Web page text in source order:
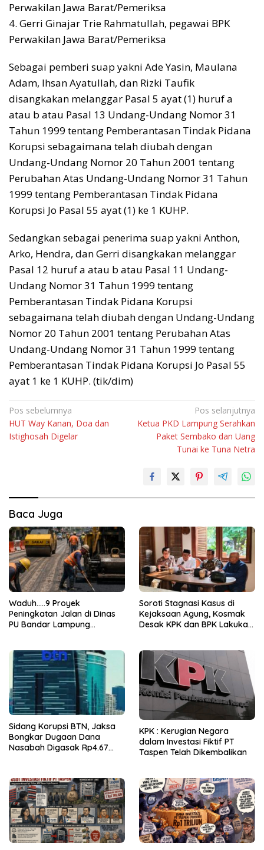
Perwakilan Jawa Barat/Pemeriksa
4. Gerri Ginajar Trie Rahmatullah, pegawai BPK
Perwakilan Jawa Barat/Pemeriksa
Sebagai pemberi suap yakni Ade Yasin, Maulana
Adam, Ihsan Ayatullah, dan Rizki Taufik
disangkakan melanggar Pasal 5 ayat (1) huruf a
atau b atau Pasal 13 Undang-Undang Nomor 31
Tahun 1999 tentang Pemberantasan Tindak Pidana
Korupsi sebagaimana telah diubah dengan
Undang-Undang Nomor 20 Tahun 2001 tentang
Perubahan Atas Undang-Undang Nomor 31 Tahun
1999 tentang Pemberantasan Tindak Pidana
Korupsi Jo Pasal 55 ayat (1) ke 1 KUHP.
Sedangkan sebagai penerima suap yakni Anthon,
Arko, Hendra, dan Gerri disangkakan melanggar
Pasal 12 huruf a atau b atau Pasal 11 Undang-
Undang Nomor 31 Tahun 1999 tentang
Pemberantasan Tindak Pidana Korupsi
sebagaimana telah diubah dengan Undang-Undang
Nomor 20 Tahun 2001 tentang Perubahan Atas
Undang-Undang Nomor 31 Tahun 1999 tentang
Pemberantasan Tindak Pidana Korupsi Jo Pasal 55
ayat 1 ke 1 KUHP. (tik/dim)
Navigasi
pos
Pos sebelumnya
HUT Way Kanan, Doa dan
Istighosah Digelar
Pos selanjutnya
Ketua PKD Lampung Serahkan
Paket Sembako dan Uang
Tunai ke Tuna Netra
Baca Juga
Waduh…..9 Proyek
Peningkatan Jalan di Dinas
PU Bandar Lampung
Soroti Stagnasi Kasus di
Kejaksaan Agung, Kosmak
Desak KPK dan BPK Lakukan
Sidang Korupsi BTN, Jaksa
Bongkar Dugaan Dana
Nasabah Digasak Rp4.67
KPK : Kerugian Negara
dalam Investasi Fiktif PT
Taspen Telah Dikembalikan